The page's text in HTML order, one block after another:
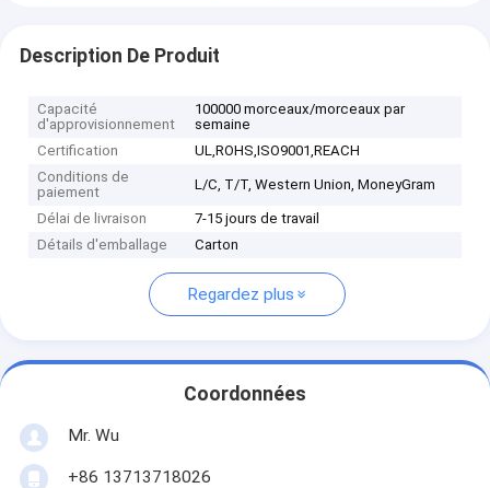
Description De Produit
Capacité
d'approvisionnement
100000 morceaux/morceaux par
semaine
Certification
UL,ROHS,ISO9001,REACH
Conditions de
paiement
L/C, T/T, Western Union, MoneyGram
Délai de livraison
7-15 jours de travail
Détails d'emballage
Carton
Regardez plus
Coordonnées
Mr. Wu
+86 13713718026